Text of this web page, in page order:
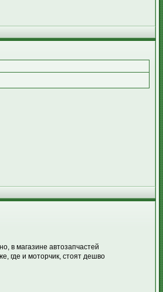
в магазине автозапчастей
где и моторчик, стоят дешво